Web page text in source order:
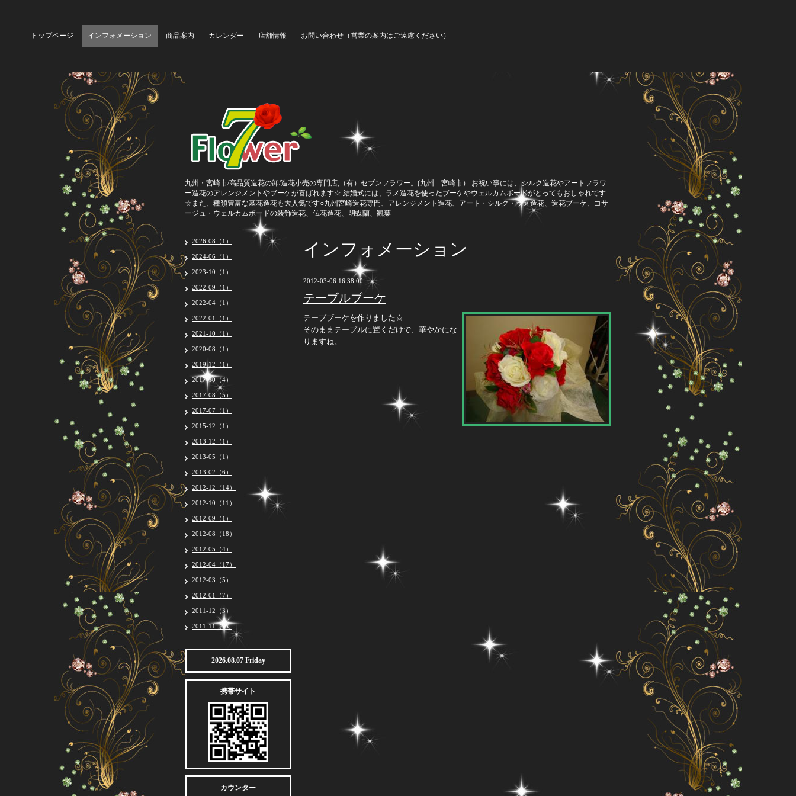
トップページ インフォメーション 商品案内 カレンダー 店舗情報 お問い合わせ（営業の案内はご遠慮ください）
九州・宮崎市/高品質造花の卸/造花小売の専門店,（有）セブンフラワー。(九州 宮崎市） お祝い事には、シルク造花やアートフラワ
ー造花のアレンジメントやブーケが喜ばれます☆ 結婚式には、ラメ造花を使ったブーケやウェルカムボードがとってもおしゃれです
☆また、種類豊富な墓花造花も大人気です○九州宮崎造花専門、アレンジメント造花、アート・シルク・ラメ造花、造花ブーケ、コサ
ージュ・ウェルカムボードの装飾造花、仏花造花、胡蝶蘭、観葉
インフォメーション
2012-03-06 16:38:00
テーブルブーケ
テーブブーケを作りました☆
そのままテーブルに置くだけで、華やかにな
りますね。
2026-08（1）
2024-06（1）
2023-10（1）
2022-09（1）
2022-04（1）
2022-01（1）
2021-10（1）
2020-08（1）
2019-12（1）
2017-10（4）
2017-08（5）
2017-07（1）
2015-12（1）
2013-12（1）
2013-05（1）
2013-02（6）
2012-12（14）
2012-10（11）
2012-09（1）
2012-08（18）
2012-05（4）
2012-04（17）
2012-03（5）
2012-01（7）
2011-12（3）
2011-11（2）
2026.08.07 Friday
携帯サイト
カウンター